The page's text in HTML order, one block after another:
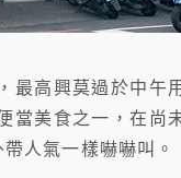
最高興莫過於中午
當美食之一，在尚
人氣一樣嚇嚇叫。